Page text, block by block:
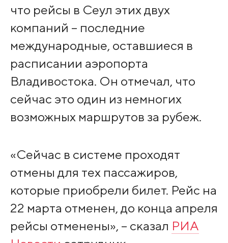
что рейсы в Сеул этих двух
компаний – последние
международные, оставшиеся в
расписании аэропорта
Владивостока. Он отмечал, что
сейчас это один из немногих
возможных маршрутов за рубеж.
«Сейчас в системе проходят
отмены для тех пассажиров,
которые приобрели билет. Рейс на
22 марта отменен, до конца апреля
рейсы отменены», – сказал РИА